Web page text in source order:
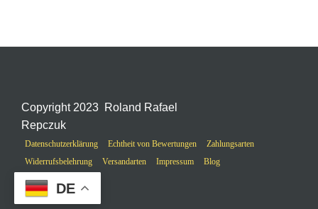
Copyright 2023 Roland Rafael
Repczuk
Datenschutzerklärung Echtheit von Bewertungen
Zahlungsarten
Widerrufsbelehrung
Versandarten Impressum Blog
DE